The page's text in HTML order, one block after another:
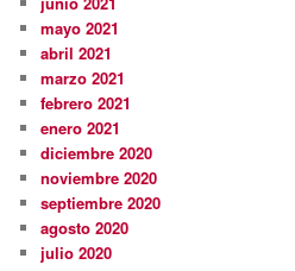
mayo 2021
abril 2021
marzo 2021
febrero 2021
enero 2021
diciembre 2020
noviembre 2020
septiembre 2020
agosto 2020
julio 2020